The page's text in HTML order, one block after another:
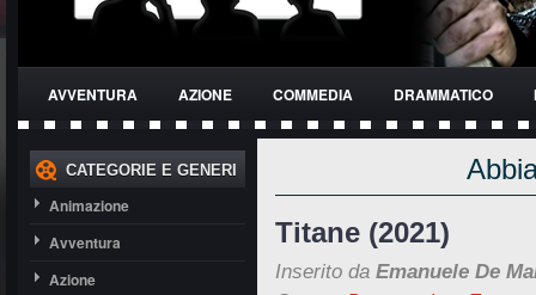
AVVENTURA AZIONE COMMEDIA DRAMMATICO
THRILLER
CATEGORIE E GENERI
Animazione
Avventura
Azione
Titane (2021)
Inserito da Emanuele De